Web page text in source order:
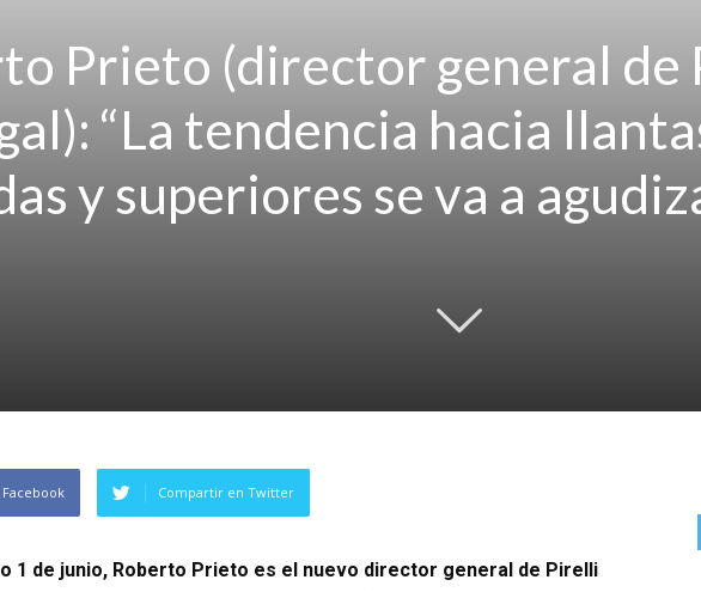
Prieto (director general de
“La tendencia hacia
y superiores se va a
Compartir en Twitter
1 de junio, Roberto Prieto es el nuevo director general de Pirelli